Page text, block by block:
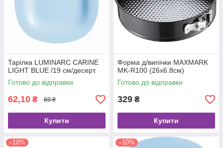
Тарілка LUMINARC CARINE
LIGHT BLUE /19 см/десерт.
Готово до відправки
62,10 ₴ 69 ₴
Купити
Форма д/випічки MAXMARK
MK-R100 (26x6.8см)
Готово до відправки
329 ₴
Купити
–10% –10%